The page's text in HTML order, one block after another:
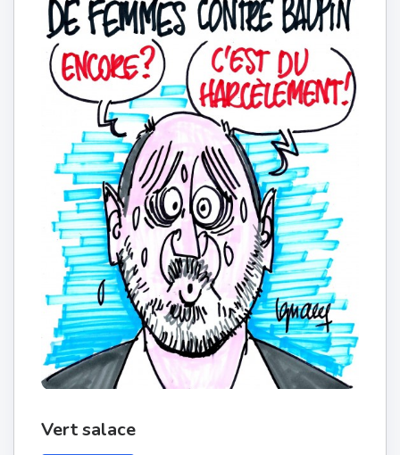
Vert salace